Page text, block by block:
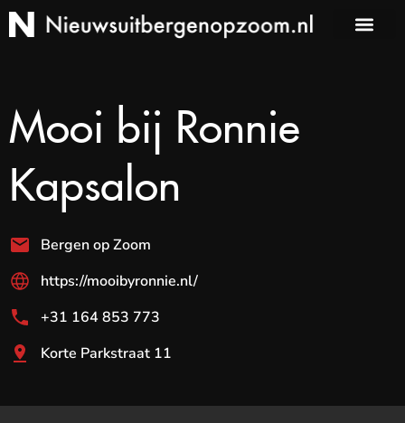
Mooi bij Ronnie
Kapsalon
Bergen op Zoom
https://mooibyronnie.nl/
+31 164 853 773
Korte Parkstraat 11